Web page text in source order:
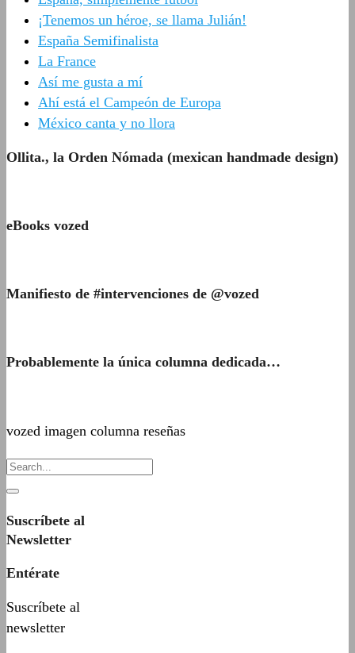
¡Tenemos un héroe, se llama Julián!
España Semifinalista
La France
Así me gusta a mí
Ahí está el Campeón de Europa
México canta y no llora
Ollita., la Orden Nómada (mexican handmade design)
eBooks vozed
Manifiesto de #intervenciones de @vozed
Probablemente la única columna dedicada…
vozed imagen columna reseñas
Suscríbete al
Newsletter
Entérate
Suscríbete al
newsletter